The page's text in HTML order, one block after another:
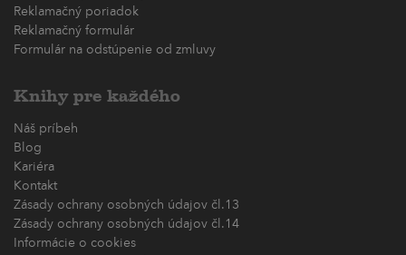
Reklamačný poriadok
Reklamačný formulár
Formulár na odstúpenie od zmluvy
Knihy pre každého
Náš príbeh
Blog
Kariéra
Kontakt
Zásady ochrany osobných údajov čl.13
Zásady ochrany osobných údajov čl.14
Informácie o cookies